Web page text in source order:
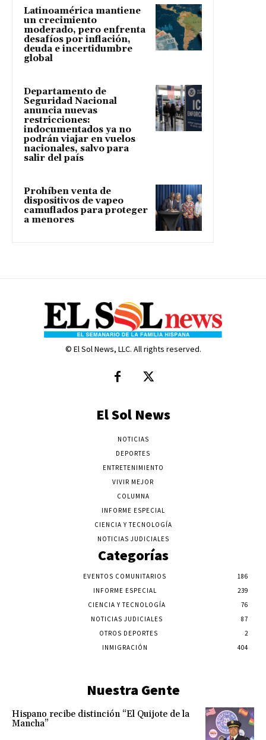
Latinoamérica mantiene
un crecimiento
moderado, pero enfrenta
desafíos por inflación,
deuda e incertidumbre
global
Departamento de
Seguridad Nacional
anuncia nuevas
restricciones:
indocumentados ya no
podrán viajar en vuelos
nacionales, salvo para
salir del país
Prohíben venta de
dispositivos de vapeo
camuflados para proteger
a menores
© El Sol News, LLC. All rights reserved.
El Sol News
NOTICIAS
DEPORTES
ENTRETENIMIENTO
VIVIR MEJOR
COLUMNA
INFORME ESPECIAL
CIENCIA Y TECNOLOGÍA
NOTICIAS JUDICIALES
Categorías
EVENTOS COMUNITARIOS
186
INFORME ESPECIAL
239
CIENCIA Y TECNOLOGÍA
76
NOTICIAS JUDICIALES
87
OTROS DEPORTES
2
INMIGRACIÓN
404
Nuestra Gente
Hispano recibe distinción “El Quijote de la
Mancha”